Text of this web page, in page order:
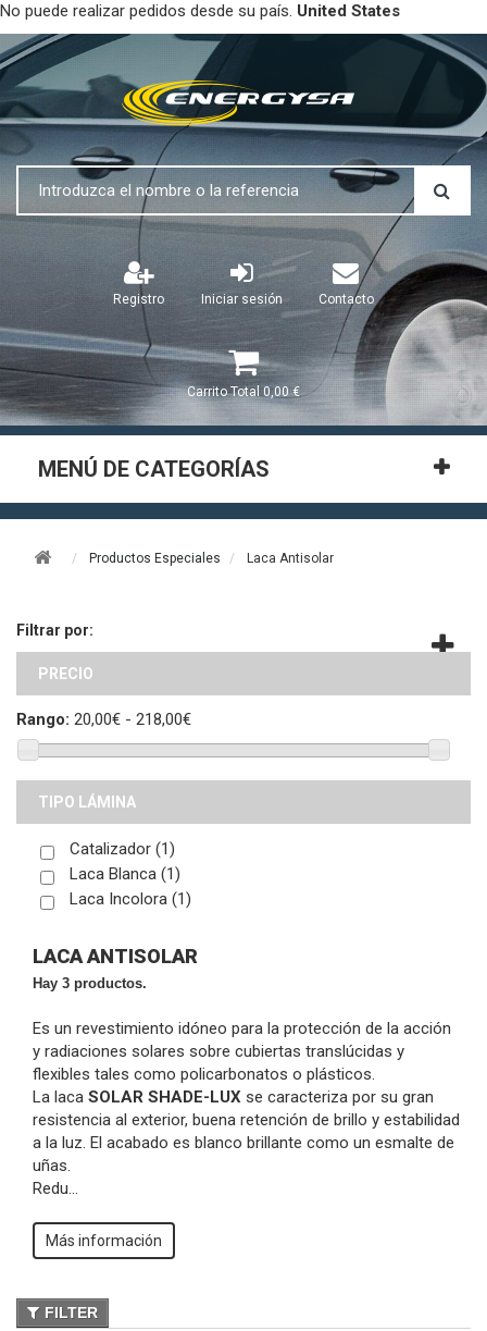
No puede realizar pedidos desde su país. United States
Registro Iniciar sesión Contacto
CarritoTotal 0,00 €
MENÚ DE CATEGORÍAS
Productos Especiales Laca Antisolar
Filtrar por:
PRECIO
Rango: 20,00€ - 218,00€
TIPO LÁMINA
Catalizador (1)
Laca Blanca (1)
Laca Incolora (1)
LACA ANTISOLAR
Hay 3 productos.
Es un revestimiento idóneo para la protección de la acción
y radiaciones solares sobre cubiertas translúcidas y
flexibles tales como policarbonatos o plásticos.
La laca SOLAR SHADE-LUX se caracteriza por su gran
resistencia al exterior, buena retención de brillo y estabilidad
a la luz. El acabado es blanco brillante como un esmalte de
uñas.
Redu...
Más información
FILTER